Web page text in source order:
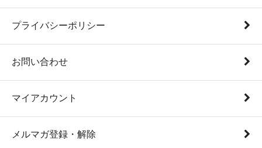
プライバシーポリシー
お問い合わせ
マイアカウント
メルマガ登録・解除